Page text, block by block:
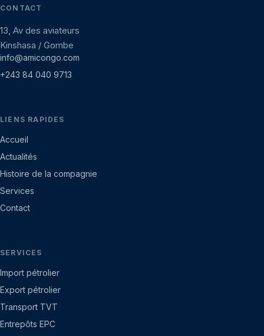
CONTACT
13, Av des aviateurs
Kinshasa / Gombe
info@amicongo.com
+243 84 040 9713
LIENS RAPIDES
Accueil
Actualités
Histoire de la compagnie
Services
Contact
SERVICES
Import pétrolier
Export pétrolier
Transport TVT
Entrepôts EPC